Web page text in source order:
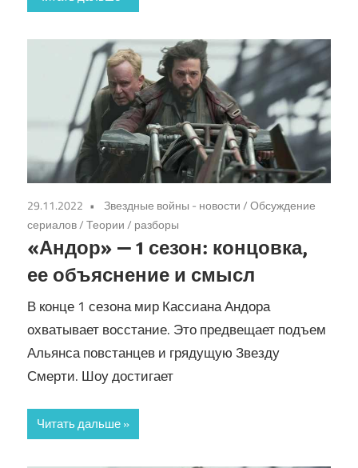
29.11.2022 Звездные войны - новости/Обсуждение
сериалов/Теории / разборы
«Андор» — 1 сезон: концовка,
ее объяснение и смысл
В конце 1 сезона мир Кассиана Андора
охватывает восстание. Это предвещает подъем
Альянса повстанцев и грядущую Звезду
Смерти. Шоу достигает
Читать дальше